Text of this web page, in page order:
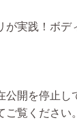
が実践！ボデ
公開を停止し
ご覧ください。